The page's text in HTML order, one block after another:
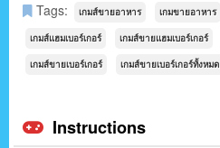
Tags: เกมส์ขายอาหาร เกมขายอาหาร
เกมส์แฮมเบอร์เกอร์ เกมส์ขายแฮมเบอร์เกอร์
เกมส์ขายเบอร์เกอร์ เกมส์ขายเบอร์เกอร์ทั้งหมด
Instructions